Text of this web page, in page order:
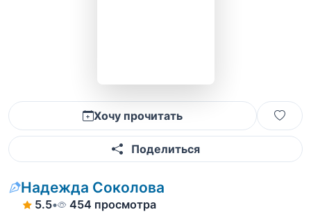
Хочу прочитать
Поделиться
Надежда Соколова
5.5• 454 просмотра